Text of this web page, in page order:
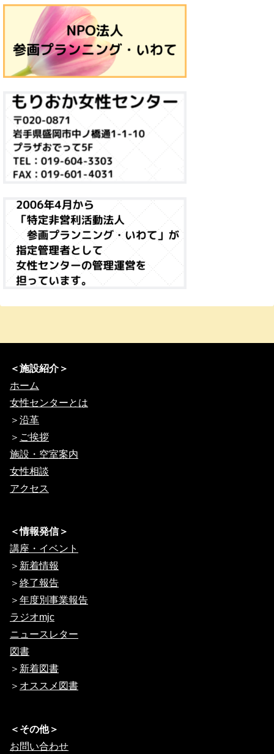
＜施設紹介＞
ホーム
女性センターとは
＞ 沿革
＞ ご挨拶
施設・空室案内
女性相談
アクセス
＜情報発信＞
講座・イベント
＞ 新着情報
＞ 終了報告
＞ 年度別事業報告
ラジオmjc
ニュースレター
図書
＞ 新着図書
＞ オススメ図書
＜その他＞
お問い合わせ